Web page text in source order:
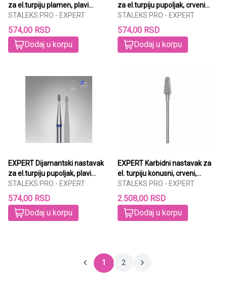
za el.turpiju plamen, plavi
2,1mm/8mm
STALEKS PRO - EXPERT
574,00 RSD
Dodaj u korpu
za el.turpiju pupoljak, crveni
1,6mm/3,4mm
STALEKS PRO - EXPERT
574,00 RSD
Dodaj u korpu
EXPERT Dijamantski nastavak
za el.turpiju pupoljak, plavi
1.2/3mm
STALEKS PRO - EXPERT
574,00 RSD
Dodaj u korpu
EXPERT Karbidni nastavak za
el. turpiju konusni, crveni,
6mm/14mm
STALEKS PRO - EXPERT
2.508,00 RSD
Dodaj u korpu
1 2